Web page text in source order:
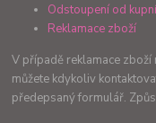
Odstoupení od
Reklamace zboží
V případě reklamace
můžete kdykoliv
předepsaný formulář.